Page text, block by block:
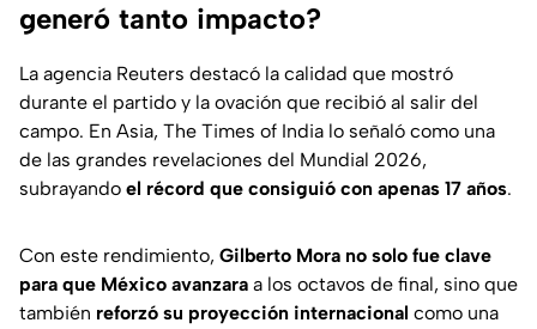
generó tanto impacto?
La agencia Reuters destacó la calidad que mostró
durante el partido y la ovación que recibió al salir del
campo. En Asia, The Times of India lo señaló como una
de las grandes revelaciones del Mundial 2026,
subrayando el récord que consiguió con apenas 17 años.
Con este rendimiento, Gilberto Mora no solo fue clave
para que México avanzara a los octavos de final, sino que
también reforzó su proyección internacional como una